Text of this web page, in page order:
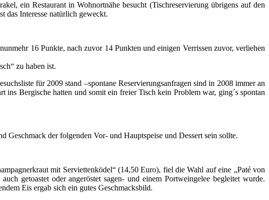
ein Restaurant in Wohnortnähe besucht (Tischreservierung übrigens auf den
das Interesse natürlich geweckt.
16 Punkte, nach zuvor 14 Punkten und einigen Verrissen zuvor, verliehen
zu haben ist.
für 2009 stand –spontane Reservierungsanfragen sind in 2008 immer an
ins Bergische hatten und somit ein freier Tisch kein Problem war, ging´s spontan
Geschmack der folgenden Vor- und Hauptspeise und Dessert sein sollte.
mit Serviettenködel“ (14,50 Euro), fiel die Wahl auf eine „Paté von
getoastet oder angeröstet sagen- und einem Portweingelee begleitet wurde.
Eis ergab sich ein gutes Geschmacksbild.